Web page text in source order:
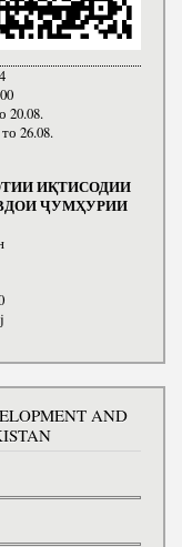
20.08.
26.08.
ИҚТИСОДИИ
ҶУМҲУРИИ
AND